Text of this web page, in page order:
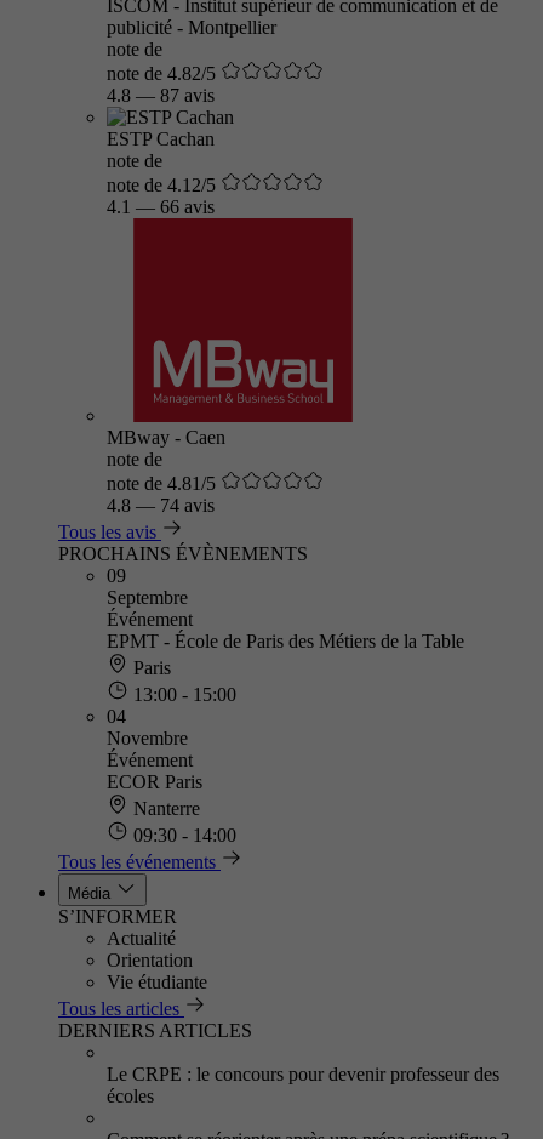
ISCOM - Institut supérieur de communication et de
publicité - Montpellier
note de
note de 4.82/5
4.8 — 87 avis
ESTP Cachan
note de
note de 4.12/5
4.1 — 66 avis
MBway - Caen
note de
note de 4.81/5
4.8 — 74 avis
Tous les avis
PROCHAINS ÉVÈNEMENTS
09
Septembre
Événement
EPMT - École de Paris des Métiers de la Table
Paris
13:00 - 15:00
04
Novembre
Événement
ECOR Paris
Nanterre
09:30 - 14:00
Tous les événements
Média
S’INFORMER
Actualité
Orientation
Vie étudiante
Tous les articles
DERNIERS ARTICLES
Le CRPE : le concours pour devenir professeur des
écoles